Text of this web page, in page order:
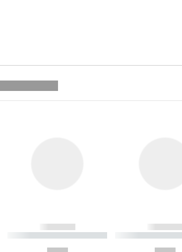
------------
----------- ----------- ----------
-----------